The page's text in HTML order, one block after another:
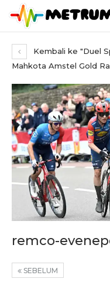
Kembali ke "Duel
Mahkota Amstel Gold
remco-
SEBELUM